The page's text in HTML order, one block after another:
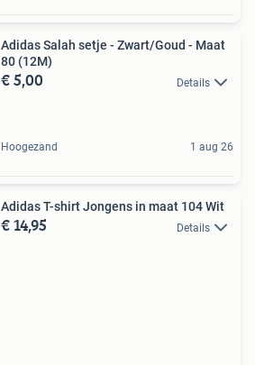
Adidas Salah setje - Zwart/Goud - Maat
80 (12M)
€ 5,00 Details
Hoogezand 1 aug 26
Adidas T-shirt Jongens in maat 104 Wit
€ 14,95 Details